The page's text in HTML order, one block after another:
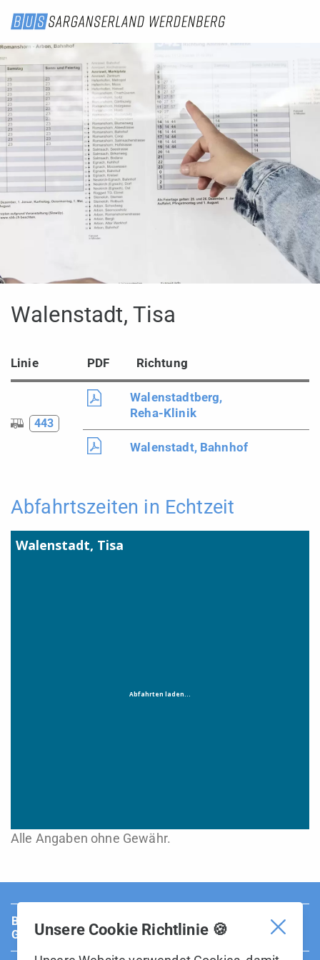
Walenstadt, Tisa
Linie PDF Richtung
443
Walenstadtberg,
Reha-Klinik
Walenstadt, Bahnhof
Abfahrtszeiten in Echtzeit
Alle Angaben ohne Gewähr.
BUS Sarganserland Werdenberg ist Teil der BOS
Gruppe.Unsere Cookie Richtlinie 🍪